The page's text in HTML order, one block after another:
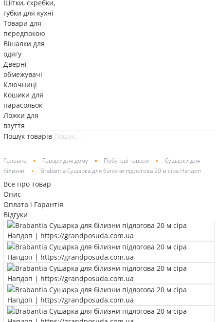
Щітки, скребки,
губки для кухні
Товари для
передпокою
Вішалки для
одягу
Дверні
обмежувачі
Ключниці
Кошики для
парасольок
Ложки для
взуття
Пошук товарів
Головна Товари для дому Побутові товари
Сушарки для
білизни
Brabantia Сушарка для білизни підлогова 20 м сіра Напдоп
Все про товар
Опис
Оплата і Гарантія
Відгуки